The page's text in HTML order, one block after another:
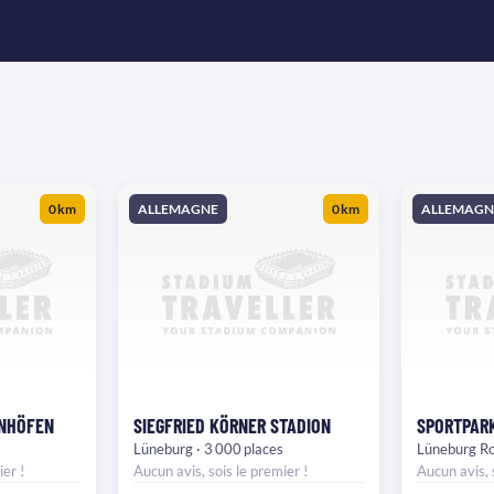
0 km
!
ALLEMAGNE 0 km
SIEGFRIED KÖRNER STADION
Lüneburg · 3 000 places
Aucun avis, sois le premier !
Lüneburg
Aucun avis,